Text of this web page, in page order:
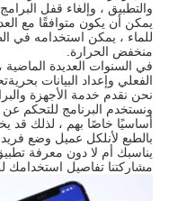
والتطبيق ، وإلغاء قفل
منخفض الحرارة.
الفعلي وإعداد البيانات بحرية
أساسيًا خاصًا بهم ، لذلك قد
بالطبع لأن
مشاركتنا تفاصيل استخدامك